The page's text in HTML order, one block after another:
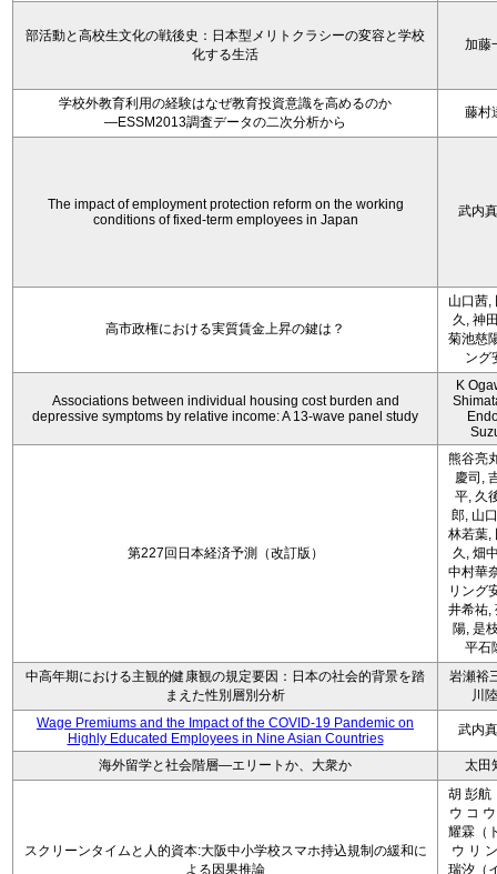
部活動と高校生文化の戦後史：日本型メリトクラシーの変容と学校
化する生活
加藤
学校外教育利用の経験はなぜ教育投資意識を高めるのか
―ESSM2013調査データの二次分析から
藤村
The impact of employment protection reform on the working
conditions of fixed-term employees in Japan
武内
高市政権における実質賃金上昇の鍵は？
山口茜,
久, 神
菊池慈
ング
Associations between individual housing cost burden and
depressive symptoms by relative income: A 13-wave panel study
K
第227回日本経済予測（改訂版）
熊谷亮
慶司,
平, 久
郎, 山
林若葉,
久, 畑
中村華
リング
井希祐,
陽, 是
平石
中高年期における主観的健康観の規定要因：日本の社会的背景を踏
まえた性別層別分析
岩瀬裕
川
Wage Premiums and the Impact of the COVID‑19 Pandemic on
Highly Educated Employees in Nine Asian Countries
武内
海外留学と社会階層―エリートか、大衆か 太田
スクリーンタイムと人的資本:大阪中小学校スマホ持込規制の緩和に
よる因果推論
胡 彭航
ウ コ
耀霖（
ウ リ
瑞汐（